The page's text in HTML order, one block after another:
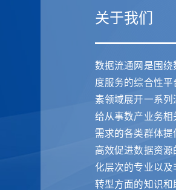
关于我们
数据流通网是围绕
度服务的综合性
素领域展开一系列
给从事数产业务相
需求的各类群体
高效促进数据资
化层次的专业以
转型方面的知识和